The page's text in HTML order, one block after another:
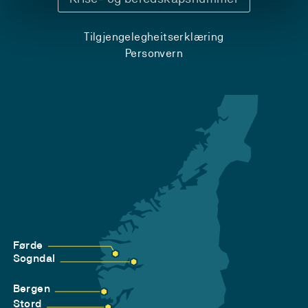
Tilgjengelegheitserklæring
Personvern
Førde
Sogndal
Bergen
Stord